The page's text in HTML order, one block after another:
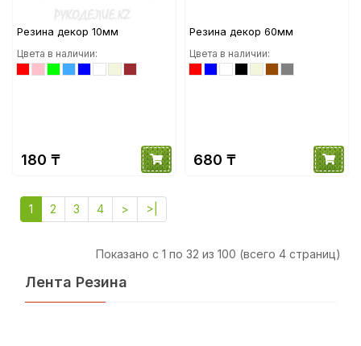
Резина декор 10мм
Цвета в наличии:
180 ₸
Резина декор 60мм
Цвета в наличии:
680 ₸
1 2 3 4 > >|
Показано с 1 по 32 из 100 (всего 4 страниц)
Лента Резина